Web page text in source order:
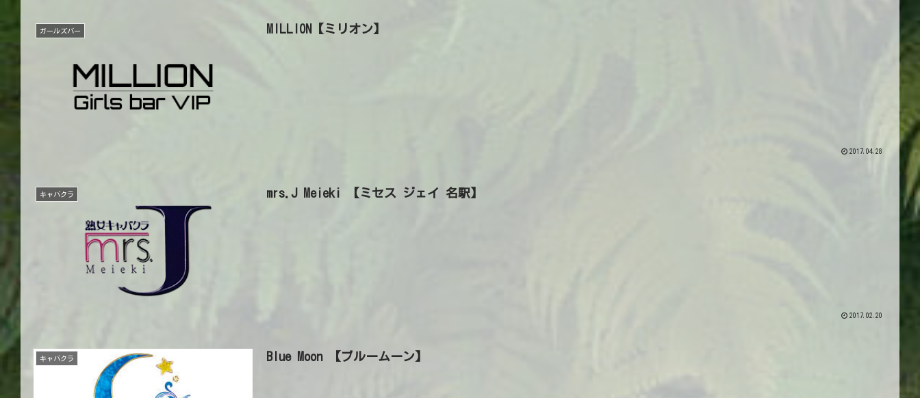
ガールズバー MILLION【ミリオン】
2017.04.28
キャバクラ mrs.J Meieki 【ミセス ジェイ 名駅】
2017.02.20
キャバクラ Blue Moon 【ブルームーン】